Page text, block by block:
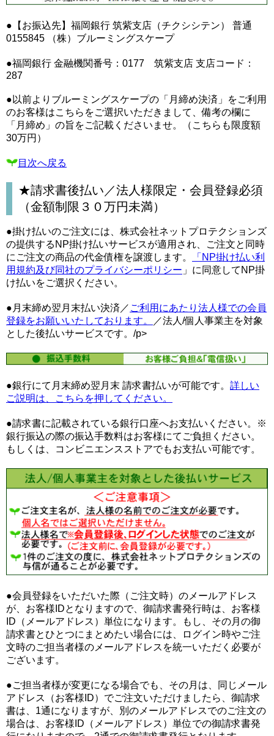
●【お振込先】福岡銀行 筑紫支店（チクシシテン） 普通
0155845 （株）ブルーミングスケープ
●福岡銀行 金融機関番号：0177 筑紫支店 支店コード：
287
●以前よりブルーミングスケープの「月締め決済」をご利用
のお客様はこちらをご選択いただきまして、備考の欄に
「月締め」の旨をご記載くださいませ。（こちらも限度額
30万円）
目次へ戻る
★請求書後払い／法人様限定・会員登録必須
（金額制限３０万円未満）
●掛け払いのご注文には、株式会社ネットプロテクションズ
の提供するNP掛け払いサービスが適用され、ご注文と同時
にご注文の商品の代金債権を譲渡します。
「NP掛け払い利
用規約及び同社のプライバシーポリシー 」に同意してNP掛
け払いをご選択ください。
●月末締め翌月末払い決済／ ご利用にあたり法人様での会員
登録をお願いいたしております。
／法人/個人事業主を対象
とした後払いサービスです。/p>
●銀行にて月末締め翌月末 請求書払いが可能です。 詳しい
ご説明は、こちらを押してください。
●請求書に記載されている銀行口座へお支払いください。※
銀行振込の際の振込手数料はお客様にてご負担ください。
もしくは、コンビニエンスストアでもお支払い可能です。
●会員登録をいただいた際（ご注文時）のメールアドレス
が、お客様IDとなりますので、御請求書発行時は、お客様
ID（メールアドレス）単位になります。もし、その月の御
請求書とひとつにまとめたい場合には、ログイン時やご注
文時のご担当者様のメールアドレスを統一いただく必要が
ございます。
●ご担当者様が変更になる場合でも、その月は、同じメール
アドレス（お客様ID）でご注文いただけましたら、御請求
書は、1通になりますが、別のメールアドレスでのご注文の
場合は、お客様ID（メールアドレス）単位での御請求書発